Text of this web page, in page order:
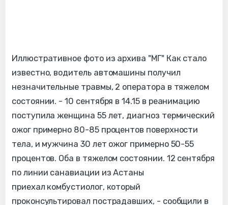
Иллюстративное фото из архива "МГ" Как стало
известно, водитель автомашины получил
незначительные травмы, 2 оператора в тяжелом
состоянии. - 10 сентября в 14.15 в реанимацию
поступила женщина 55 лет, диагноз термический
ожог примерно 80-85 процентов поверхности
тела, и мужчина 30 лет ожог примерно 50-55
процентов. Оба в тяжелом состоянии. 12 сентября
по линии санавиации из Астаны
приехал комбустиолог, который
проконсультировал пострадавших, - сообщили в